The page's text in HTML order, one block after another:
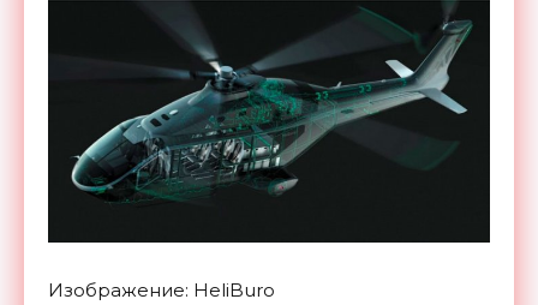
Изображение: HeliBuro